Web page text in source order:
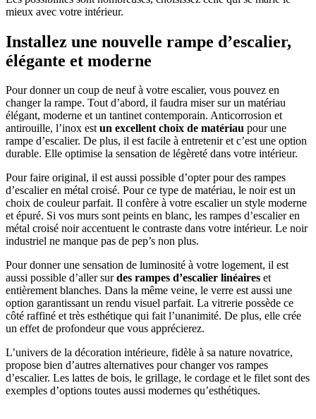
mieux avec votre intérieur.
Installez une nouvelle rampe d’escalier,
élégante et moderne
Pour donner un coup de neuf à votre escalier, vous pouvez en
changer la rampe. Tout d’abord, il faudra miser sur un matériau
élégant, moderne et un tantinet contemporain. Anticorrosion et
antirouille, l’inox estun excellent choix de matériau pour une
rampe d’escalier. De plus, il est facile à entretenir et c’est une option
durable. Elle optimise la sensation de légèreté dans votre intérieur.
Pour faire original, il est aussi possible d’opter pour des rampes
d’escalier en métal croisé. Pour ce type de matériau, le noir est un
choix de couleur parfait. Il confère à votre escalier un style moderne
et épuré. Si vos murs sont peints en blanc, les rampes d’escalier en
métal croisé noir accentuent le contraste dans votre intérieur. Le noir
industriel ne manque pas de pep’s non plus.
Pour donner une sensation de luminosité à votre logement, il est
aussi possible d’aller surdes rampes d’escalier linéaires et
entièrement blanches. Dans la même veine, le verre est aussi une
option garantissant un rendu visuel parfait. La vitrerie possède ce
côté raffiné et très esthétique qui fait l’unanimité. De plus, elle crée
un effet de profondeur que vous apprécierez.
L’univers de la décoration intérieure, fidèle à sa nature novatrice,
propose bien d’autres alternatives pour changer vos rampes
d’escalier. Les lattes de bois, le grillage, le cordage et le filet sont des
exemples d’options toutes aussi modernes qu’esthétiques.